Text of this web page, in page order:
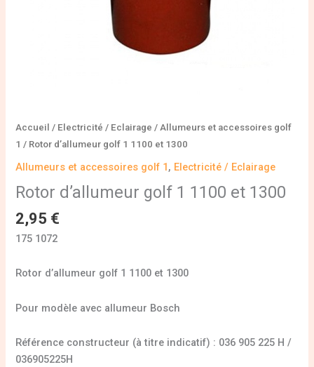
Accueil / Electricité / Eclairage / Allumeurs et accessoires golf
1 / Rotor d’allumeur golf 1 1100 et 1300
Allumeurs et accessoires golf 1, Electricité / Eclairage
Rotor d’allumeur golf 1 1100 et 1300
2,95 €
175 1072
Rotor d’allumeur golf 1 1100 et 1300
Pour modèle avec allumeur Bosch
Référence constructeur (à titre indicatif) : 036 905 225 H /
036905225H